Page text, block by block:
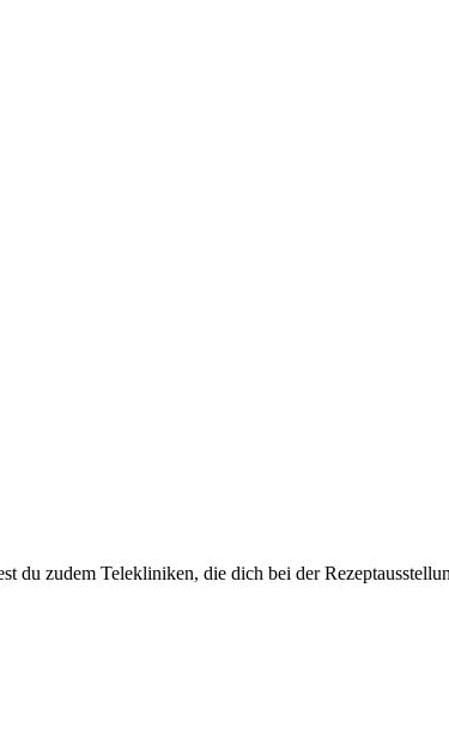
zudem Telekliniken, die dich bei der